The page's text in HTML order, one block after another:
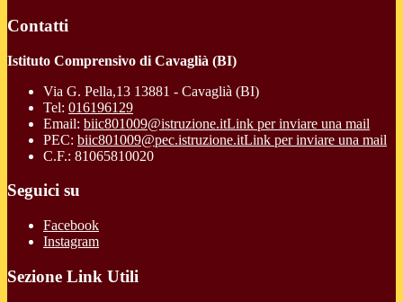
Contatti
Istituto Comprensivo di Cavaglià (BI)
Via G. Pella,13 13881 - Cavaglià (BI)
Tel: 016196129
Email: biic801009@istruzione.itLink per inviare una mail
PEC: biic801009@pec.istruzione.itLink per inviare una mail
C.F.: 81065810020
Seguici su
Facebook
Instagram
Sezione Link Utili